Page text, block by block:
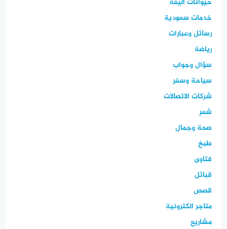
حيوانات أليفة
خدمات سعودية
رسائل وعبارات
رياضة
سؤال وجواب
سياحة وسفر
شركات الاتصالات
شعر
صحة وجمال
طبخ
فتاوى
قبائل
قصص
متاجر الكترونية
مشاريع